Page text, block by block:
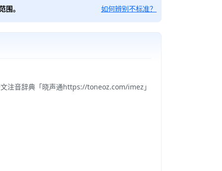
围。 如何辨别不标准？
注音辞典「晓声通https://toneoz.com/imez」